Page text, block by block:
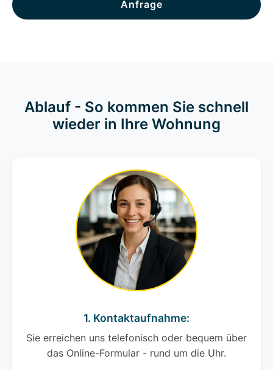
Anfrage
Ablauf - So kommen Sie schnell
wieder in Ihre Wohnung
1. Kontaktaufnahme:
Sie erreichen uns telefonisch oder bequem über
das Online-Formular - rund um die Uhr.